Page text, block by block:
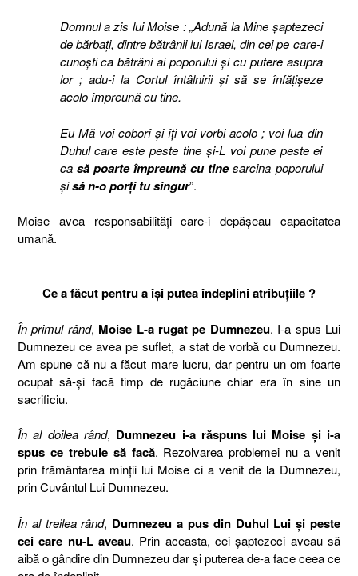
Domnul a zis lui Moise : „Adună la Mine şaptezeci
de bărbaţi, dintre bătrânii lui Israel, din cei pe care-i
cunoşti ca bătrâni ai poporului şi cu putere asupra
lor ; adu-i la Cortul întâlnirii şi să se înfăţişeze
acolo împreună cu tine.
Eu Mă voi coborî şi îţi voi vorbi acolo ; voi lua din
Duhul care este peste tine şi-L voi pune peste ei
ca să poarte împreună cu tinesarcina poporului
şisă n-o porţi tu singur”.
Moise avea responsabilități care-i depășeau capacitatea
umană.
Ce a făcut pentru a își putea îndeplini atribuțiile ?
În primul rând, Moise L-a rugat pe Dumnezeu. I-a spus Lui
Dumnezeu ce avea pe suflet, a stat de vorbă cu Dumnezeu.
Am spune că nu a făcut mare lucru, dar pentru un om foarte
ocupat să-și facă timp de rugăciune chiar era în sine un
sacrificiu.
În al doilea rând, Dumnezeu i-a răspuns lui Moise și i-a
spus ce trebuie să facă. Rezolvarea problemei nu a venit
prin frământarea minții lui Moise ci a venit de la Dumnezeu,
prin Cuvântul Lui Dumnezeu.
În al treilea rând, Dumnezeu a pus din Duhul Lui și peste
cei care nu-L aveau. Prin aceasta, cei șaptezeci aveau să
aibă o gândire din Dumnezeu dar și puterea de-a face ceea ce